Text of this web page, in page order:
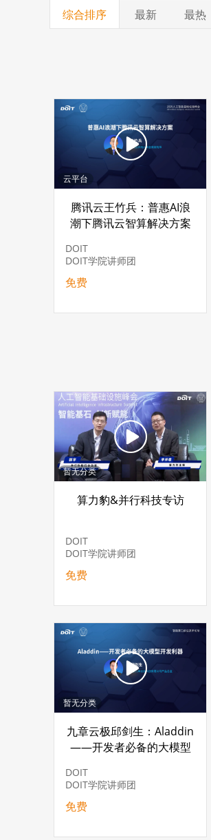
综合排序 最新 最热
云平台
腾讯云王竹兵：普惠AI浪
潮下腾讯云智算解决方案
DOIT
DOIT学院讲师团
免费
暂无分类
算力豹&并行科技专访
DOIT
DOIT学院讲师团
免费
暂无分类
九章云极邱剑生：Aladdin
——开发者必备的大模型
DOIT
DOIT学院讲师团
免费